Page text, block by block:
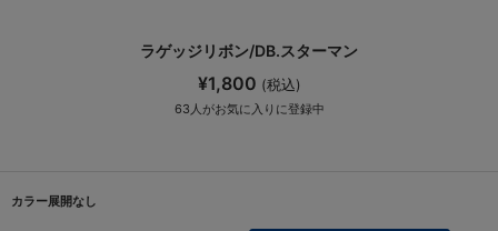
ラゲッジリボン/DB.スターマン
¥1,800 (税込)
63 人がお気に入りに登録中
カラー展開なし